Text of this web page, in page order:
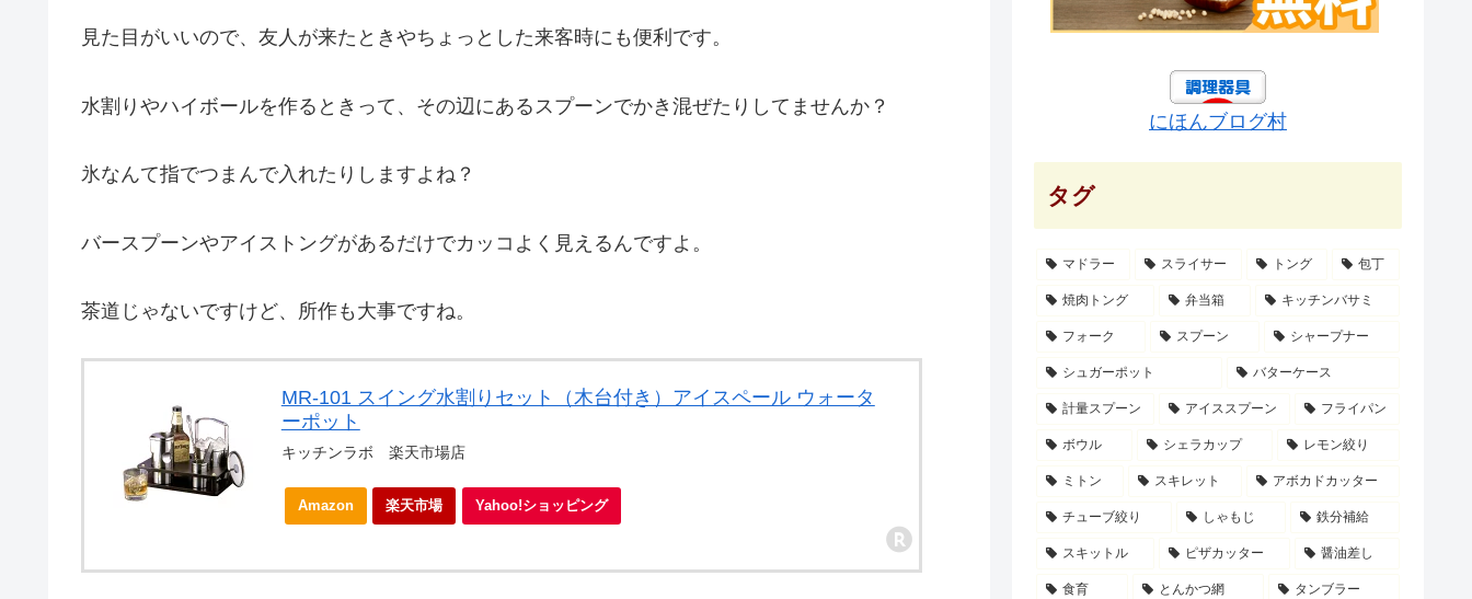
見た目がいいので、友人が来たときやちょっとした来客時にも便利です。
水割りやハイボールを作るときって、その辺にあるスプーンでかき混ぜたりしてませんか？
氷なんて指でつまんで入れたりしますよね？
バースプーンやアイストングがあるだけでカッコよく見えるんですよ。
茶道じゃないですけど、所作も大事ですね。
MR-101 スイング水割りセット（木台付き）アイスペール ウォータ
ーポット
キッチンラボ 楽天市場店
Amazon 楽天市場 Yahoo!ショッピング
にほんブログ村
タグ
マドラー スライサー トング 包丁
焼肉トング 弁当箱 キッチンバサミ
フォーク スプーン シャープナー
シュガーポット バターケース
計量スプーン アイススプーン フライパン
ボウル シェラカップ レモン絞り
ミトン スキレット アボカドカッター
チューブ絞り しゃもじ 鉄分補給
スキットル ピザカッター 醤油差し
食育 とんかつ網 タンブラー